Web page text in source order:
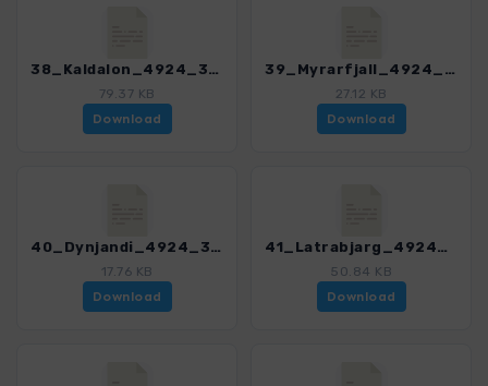
38_Kaldalon_4924_3.gpx
79.37 KB
Download
39_Myrarfjall_4924_3.gpx
27.12 KB
Download
40_Dynjandi_4924_3.gpx
17.76 KB
Download
41_Latrabjarg_4924_3.gpx
50.84 KB
Download